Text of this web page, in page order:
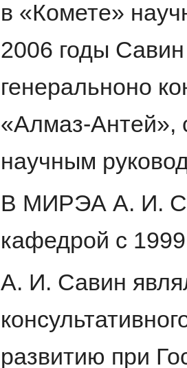
в «Комете»
2006 годы
генеральноно
«Алмаз-Антей»,
научным
В МИРЭА А. И.
кафедрой с
А. И. Савин
развитию при